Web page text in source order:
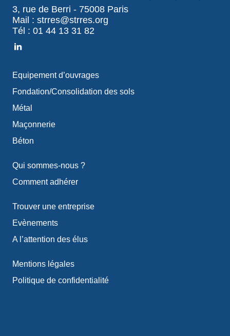
3, rue de Berri - 75008 Paris
Mail : strres@strres.org
Tél : 01 44 13 31 82
Equipement d’ouvrages
Fondation/Consolidation des sols
Métal
Maçonnerie
Béton
Qui sommes-nous ?
Comment adhérer
Trouver une entreprise
Evènements
A l’attention des élus
Mentions légales
Politique de confidentialité